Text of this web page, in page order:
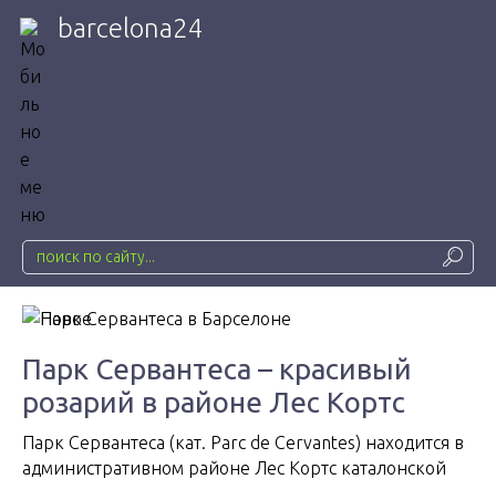
barcelona24
Парк Сервантеса – красивый
розарий в районе Лес Кортс
Парк Сервантеса (кат. Parc de Cervantes) находится в
административном районе Лес Кортс каталонской